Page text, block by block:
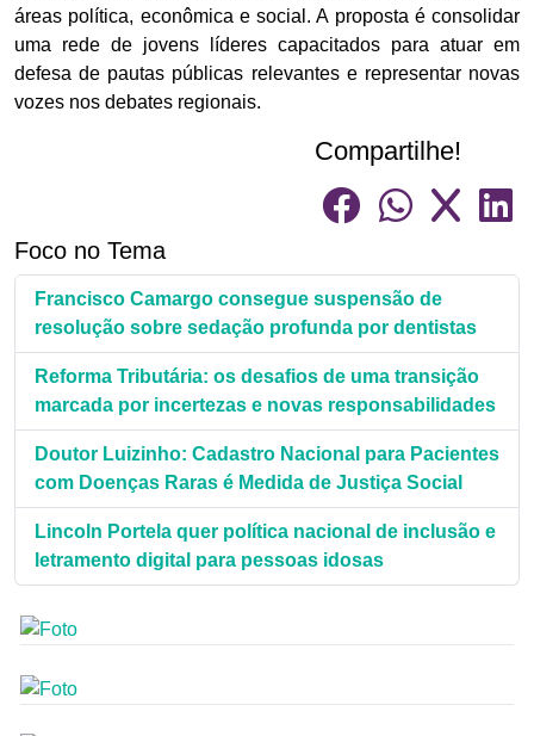
áreas política, econômica e social. A proposta é consolidar
uma rede de jovens líderes capacitados para atuar em
defesa de pautas públicas relevantes e representar novas
vozes nos debates regionais.
Compartilhe!
Foco no Tema
Francisco Camargo consegue suspensão de
resolução sobre sedação profunda por dentistas
Reforma Tributária: os desafios de uma transição
marcada por incertezas e novas responsabilidades
Doutor Luizinho: Cadastro Nacional para Pacientes
com Doenças Raras é Medida de Justiça Social
Lincoln Portela quer política nacional de inclusão e
letramento digital para pessoas idosas